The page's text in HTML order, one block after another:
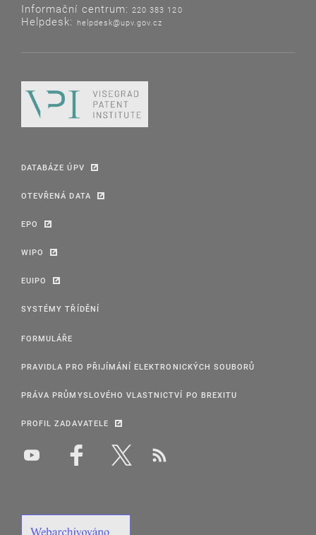
Informační centrum: 220 383 120
Helpdesk: helpdesk@upv.gov.cz
DATABÁZE ÚPV
OTEVŘENÁ DATA
EPO
WIPO
EUIPO
SYSTÉMY TŘÍDĚNÍ
FORMULÁŘE
PRAVIDLA PRO PŘIJÍMÁNÍ ELEKTRONICKÝCH SOUBORŮ
PRÁVA PRŮMYSLOVÉHO VLASTNICTVÍ PO BREXITU
PROFIL ZADAVATELE